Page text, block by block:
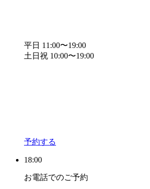
平日 11:00〜19:00
土日祝 10:00〜19:00
予約する
18:00
お電話でのご予約